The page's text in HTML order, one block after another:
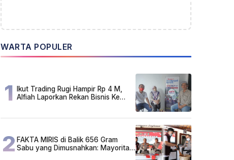
WARTA POPULER
1 Ikut Trading Rugi Hampir Rp 4 M,
Alfiah Laporkan Rekan Bisnis Ke
2 FAKTA MIRIS di Balik 656 Gram
Sabu yang Dimusnahkan: Mayoritas